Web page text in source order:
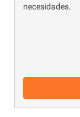
necesidades.